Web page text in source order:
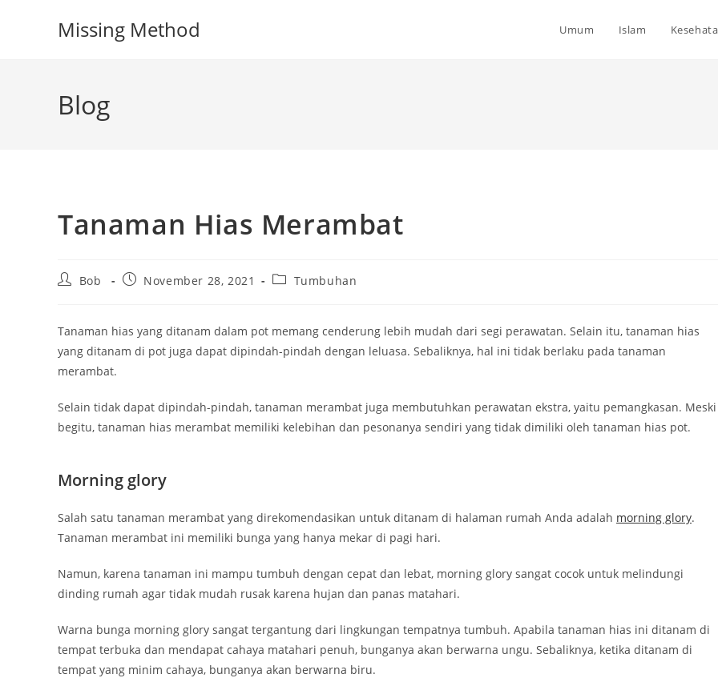
Missing Method Umum Islam
Blog
Tanaman Hias Merambat
PostBob
PostNovember 28, 2021
PostTumbuhan
Tanaman hias yang ditanam dalam pot memang cenderung lebih mudah dari segi perawatan. Selain itu, tanaman hias
yang ditanam di pot juga dapat dipindah-pindah dengan leluasa. Sebaliknya, hal ini tidak berlaku pada tanaman
merambat.
Selain tidak dapat dipindah-pindah, tanaman merambat juga membutuhkan perawatan ekstra, yaitu pemangkasan. Meski
begitu, tanaman hias merambat memiliki kelebihan dan pesonanya sendiri yang tidak dimiliki oleh tanaman hias pot.
Morning glory
Salah satu tanaman merambat yang direkomendasikan untuk ditanam di halaman rumah Anda adalah morning glory.
Tanaman merambat ini memiliki bunga yang hanya mekar di pagi hari.
Namun, karena tanaman ini mampu tumbuh dengan cepat dan lebat, morning glory sangat cocok untuk melindungi
dinding rumah agar tidak mudah rusak karena hujan dan panas matahari.
Warna bunga morning glory sangat tergantung dari lingkungan tempatnya tumbuh. Apabila tanaman hias ini ditanam di
tempat terbuka dan mendapat cahaya matahari penuh, bunganya akan berwarna ungu. Sebaliknya, ketika ditanam di
tempat yang minim cahaya, bunganya akan berwarna biru.